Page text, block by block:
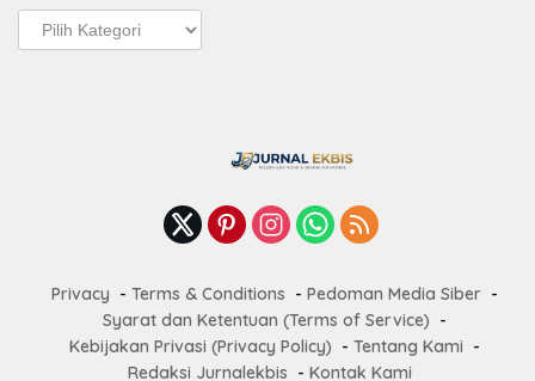
Pos
Terbaru
Privacy Terms & Conditions
Pedoman Media Siber
Syarat dan Ketentuan (Terms of Service)
Kebijakan Privasi (Privacy Policy)
Tentang Kami
Redaksi Jurnalekbis
Kontak Kami